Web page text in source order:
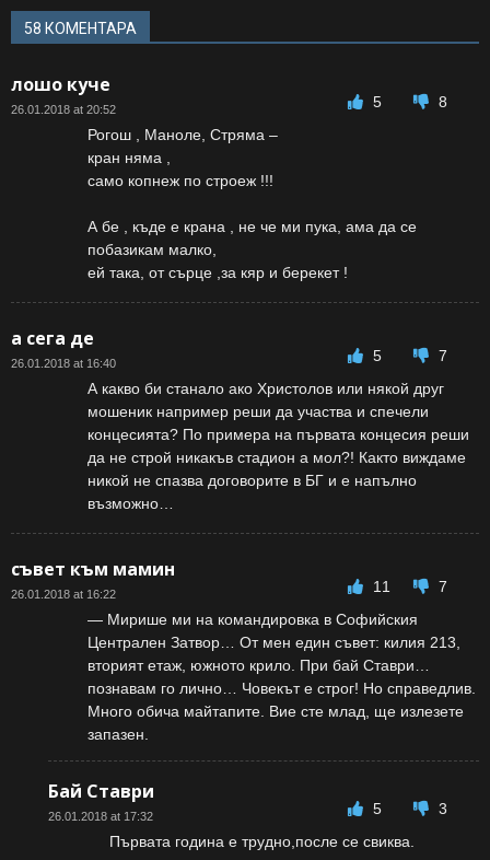
58 КОМЕНТАРА
лошо куче
26.01.2018 at 20:52 5
8
Рогош , Маноле, Стряма –
кран няма ,
само копнеж по строеж !!!
А бе , къде е крана , не че ми пука, ама да се
побазикам малко,
ей така, от сърце ,за кяр и берекет !
а сега де
26.01.2018 at 16:40 5
7
А какво би станало ако Христолов или някой друг
мошеник например реши да участва и спечели
концесията? По примера на първата концесия реши
да не строй никакъв стадион а мол?! Както виждаме
никой не спазва договорите в БГ и е напълно
възможно…
съвет към мамин
26.01.2018 at 16:22 11
7
— Мирише ми на командировка в Софийския
Централен Затвор… От мен един съвет: килия 213,
вторият етаж, южното крило. При бай Ставри…
познавам го лично… Човекът е строг! Но справедлив.
Много обича майтапите. Вие сте млад, ще излезете
запазен.
Бай Ставри
26.01.2018 at 17:32 5
3
Първата година е трудно,после се свиква.